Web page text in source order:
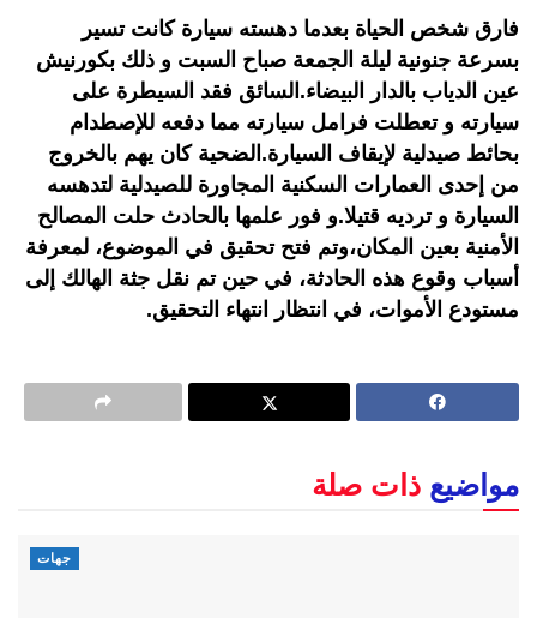
فارق شخص الحياة بعدما دهسته سيارة كانت تسير
بسرعة جنونية ليلة الجمعة صباح السبت و ذلك بكورنيش
عين الدياب بالدار البيضاء.السائق فقد السيطرة على
سيارته و تعطلت فرامل سيارته مما دفعه للإصطدام
بحائط صيدلية لإيقاف السيارة.الضحية كان يهم بالخروج
من إحدى العمارات السكنية المجاورة للصيدلية لتدهسه
السيارة و ترديه قتيلا.و فور علمها بالحادث حلت المصالح
الأمنية بعين المكان،وتم فتح تحقيق في الموضوع، لمعرفة
أسباب وقوع هذه الحادثة، في حين تم نقل جثة الهالك إلى
مستودع الأموات، في انتظار انتهاء التحقيق.
مواضيع ذات صلة
جهات